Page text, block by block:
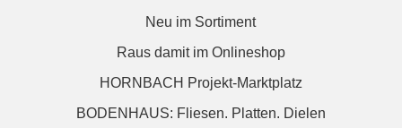
Neu im Sortiment
Raus damit im Onlineshop
HORNBACH Projekt-Marktplatz
BODENHAUS: Fliesen. Platten. Dielen